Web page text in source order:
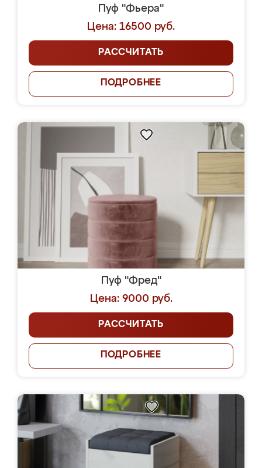
Пуф "Фьера"
Цена: 16500 руб.
РАССЧИТАТЬ
ПОДРОБНЕЕ
Пуф "Фред"
Цена: 9000 руб.
РАССЧИТАТЬ
ПОДРОБНЕЕ